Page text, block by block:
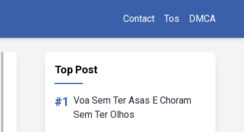
Contact Tos DMCA
Top Post
#1 Voa Sem Ter Asas E Choram
Sem Ter Olhos